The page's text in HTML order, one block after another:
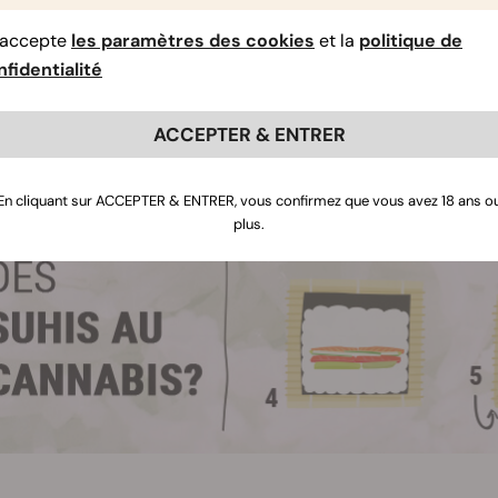
et ajoutez du sel si nécessaire.
les paramètres des cookies et la politique de
ACCEPTER & ENTRER
cliquant sur ACCEPTER & ENTRER, vous confirmez que vous avez 18 ans
plus.